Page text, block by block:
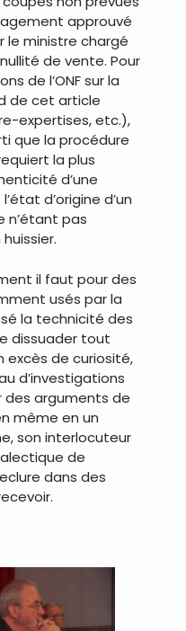
approuvé
le ministre chargé
de vente. Pour
de l’ONF sur la
de cet article
expertises, etc.),
que la procédure
la plus
d’une
d’origine d’un
n’étant pas
il faut pour des
usés par la
la technicité des
dissuader tout
excès de curiosité,
d’investigations
des arguments de
même en un
son interlocuteur
de
dans des